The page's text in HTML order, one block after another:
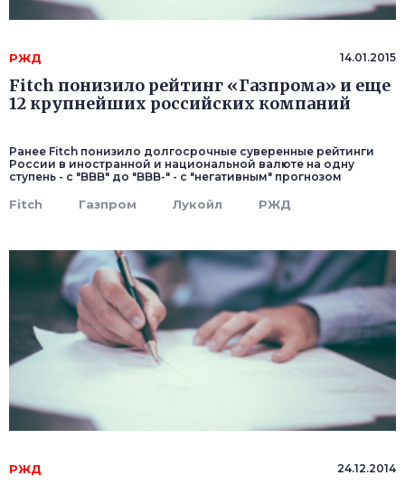
РЖД 14.01.2015
Fitch понизило рейтинг «Газпрома» и еще
12 крупнейших российских компаний
Ранее Fitch понизило долгосрочные суверенные рейтинги
России в иностранной и национальной валюте на одну
ступень - с "BBB" до "BBB-" - с "негативным" прогнозом
Fitch Газпром Лукойл РЖД
РЖД 24.12.2014